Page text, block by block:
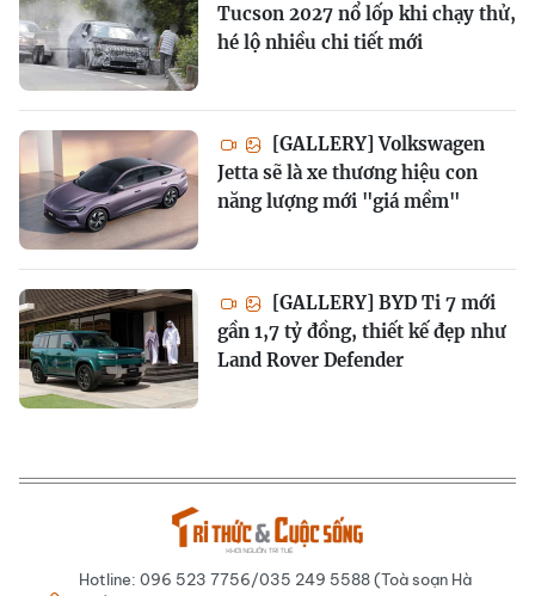
Tucson 2027 nổ lốp khi chạy thử,
hé lộ nhiều chi tiết mới
[GALLERY] Volkswagen
Jetta sẽ là xe thương hiệu con
năng lượng mới "giá mềm"
[GALLERY] BYD Ti 7 mới
gần 1,7 tỷ đồng, thiết kế đẹp như
Land Rover Defender
Hotline: 096 523 7756/035 249 5588 (Toà soạn Hà